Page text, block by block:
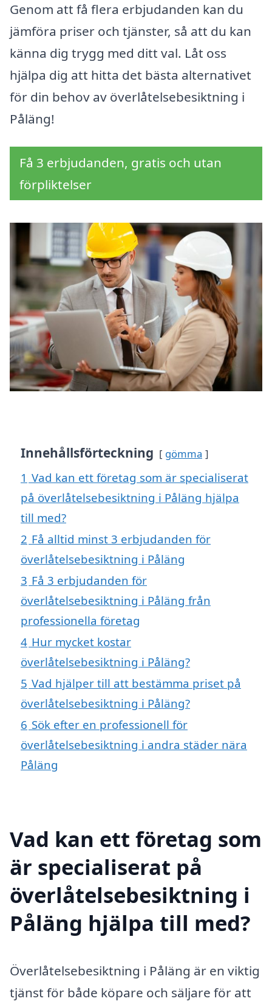
Genom att få flera erbjudanden kan du
jämföra priser och tjänster, så att du kan
känna dig trygg med ditt val. Låt oss
hjälpa dig att hitta det bästa alternativet
för din behov av överlåtelsebesiktning i
Påläng!
Få 3 erbjudanden, gratis och utan
förpliktelser
Innehållsförteckning gömma
1 Vad kan ett företag som är specialiserat
på överlåtelsebesiktning i Påläng hjälpa
till med?
2 Få alltid minst 3 erbjudanden för
överlåtelsebesiktning i Påläng
3 Få 3 erbjudanden för
överlåtelsebesiktning i Påläng från
professionella företag
4 Hur mycket kostar
överlåtelsebesiktning i Påläng?
5 Vad hjälper till att bestämma priset på
överlåtelsebesiktning i Påläng?
6 Sök efter en professionell för
överlåtelsebesiktning i andra städer nära
Påläng
Vad kan ett företag som
är specialiserat på
överlåtelsebesiktning i
Påläng hjälpa till med?
Överlåtelsebesiktning i Påläng är en viktig
tjänst för både köpare och säljare för att